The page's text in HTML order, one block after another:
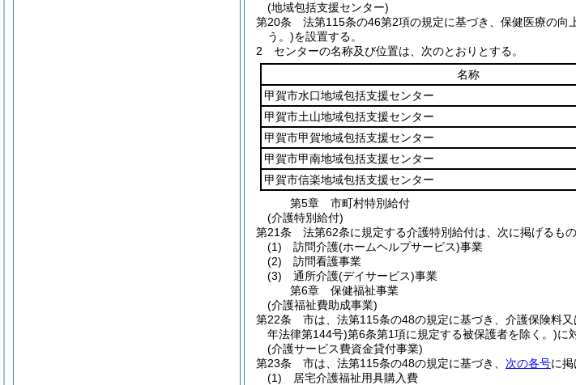
(地域包括支援センター)
第20条
法第115条の46第2項の規定に基づき、保健医療の
う。)を設置する。
2
センターの名称及び位置は、次のとおりとする。
名称
甲賀市水口地域包括支援センター
甲賀市土山地域包括支援センター
甲賀市甲賀地域包括支援センター
甲賀市甲南地域包括支援センター
甲賀市信楽地域包括支援センター
第5章
市町村特別給付
(介護特別給付)
第21条
法第62条に規定する介護特別給付は、次に掲げるもの
(1)
訪問介護(ホームヘルプサービス)事業
(2)
訪問看護事業
(3)
通所介護(デイサービス)事業
第6章
保健福祉事業
(介護福祉費助成事業)
第22条
市は、法第115条の48の規定に基づき、介護保険料
年法律第144号)第6条第1項に規定する被保護者を除く。)に
(介護サービス費資金貸付事業)
第23条
市は、法第115条の48の規定に基づき、 次の各号に
(1)
居宅介護福祉用具購入費